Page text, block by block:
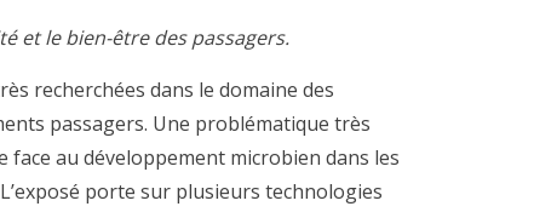
et le bien-être des passagers.
recherchées dans le domaine des
passagers. Une problématique très
au développement microbien dans les
porte sur plusieurs technologies